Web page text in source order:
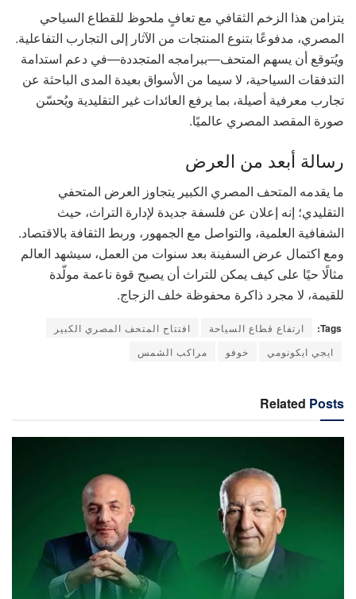
يتزامن هذا الزخم الثقافي مع تعافٍ ملحوظ للقطاع السياحي
المصري، مدفوعًا بتنوع المنتجات من الآثار إلى التجارب التفاعلية.
ويُتوقع أن يسهم المتحف—ببرامجه المتجددة—في دعم استدامة
التدفقات السياحية، لا سيما من الأسواق بعيدة المدى الباحثة عن
تجارب معرفية أصيلة، بما يرفع العائدات غير التقليدية ويُحسّن
صورة المقصد المصري عالميًا.
رسالة أبعد من العرض
ما يقدمه المتحف المصري الكبير يتجاوز العرض المتحفي
التقليدي؛ إنه إعلان عن فلسفة جديدة لإدارة التراث، حيث
الشفافية العلمية، والتواصل مع الجمهور، وربط الثقافة بالاقتصاد.
ومع اكتمال عرض السفينة بعد سنوات من العمل، سيشهد العالم
مثالًا حيًا على كيف يمكن للتراث أن يصبح قوة ناعمة مولّدة
للقيمة، لا مجرد ذاكرة محفوظة خلف الزجاج.
Tags: ارتفاع قطاع السياحة
افتتاح المتحف المصري الكبير
ايجي ايكونومي
خوفو مراكب الشمس
Related Posts